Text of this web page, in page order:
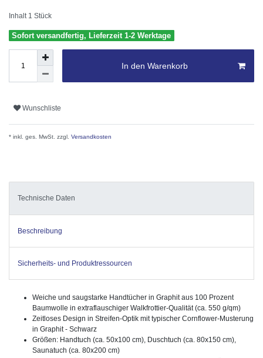
Inhalt 1 Stück
Sofort versandfertig, Lieferzeit 1-2 Werktage
In den Warenkorb
Wunschliste
* inkl. ges. MwSt. zzgl. Versandkosten
Technische Daten
Beschreibung
Sicherheits- und Produktressourcen
Weiche und saugstarke Handtücher in Graphit aus 100 Prozent
Baumwolle in extraflauschiger Walkfrottier-Qualität (ca. 550 g/qm)
Zeitloses Design in Streifen-Optik mit typischer Cornflower-Musterung
in Graphit - Schwarz
Größen: Handtuch (ca. 50x100 cm), Duschtuch (ca. 80x150 cm),
Saunatuch (ca. 80x200 cm)